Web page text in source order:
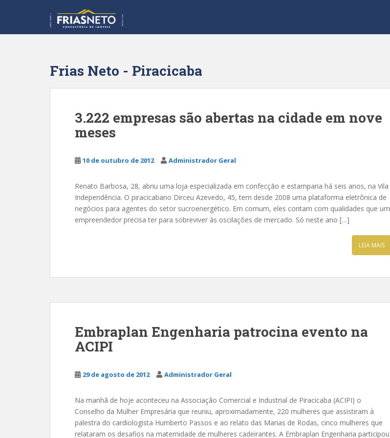
Frias Neto - Piracicaba
3.222 empresas são abertas na cidade em nove
meses
10 de outubro de 2012 Administrador Geral
Renato Barbosa, 28, abriu uma loja especializada em confecção e estamparia há seis anos, na Vila
Independência. O piracicabano Dirceu Azevedo, 45, tem desde 2008 uma plataforma eletrônica de
negócios para agentes do setor sucroenergético. Em comum, eles contam com qualidades que um
empreendedor precisa ter para sobreviver às oscilações de mercado. Só neste ano […]
LEIA MAIS
Embraplan Engenharia patrocina evento na
ACIPI
29 de agosto de 2012 Administrador Geral
Na manhã de hoje aconteceu na Associação Comercial e Industrial de Piracicaba (ACIPI) o
Conselho da Mulher Empresária que reuniu, aproximadamente, 220 mulheres que assistiram à
palestra do cardiologista Humberto Passos e ao relato das Marias de Rodas, cinco mulheres que
relataram os desafios na maternidade de mulheres cadeirantes. A Embraplan Engenharia participou